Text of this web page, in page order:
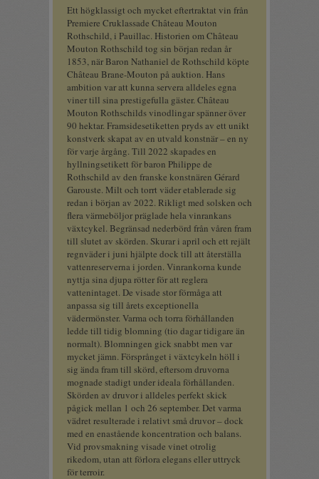
småvilt
Ett högklassigt och mycket eftertraktat vin från
Premiere Cruklassade Château Mouton
Rothschild, i Pauillac. Historien om Château
Mouton Rothschild tog sin början redan år
1853, när Baron Nathaniel de Rothschild köpte
Château Brane-Mouton på auktion. Hans
ambition var att kunna servera alldeles egna
viner till sina prestigefulla gäster. Château
Mouton Rothschilds vinodlingar spänner över
90 hektar. Framsidesetiketten pryds av ett unikt
konstverk skapat av en utvald konstnär – en ny
för varje årgång. Till 2022 skapades en
hyllningsetikett för baron Philippe de
Rothschild av den franske konstnären Gérard
Garouste. Milt och torrt väder etablerade sig
redan i början av 2022. Rikligt med solsken och
flera värmeböljor präglade hela vinrankans
växtcykel. Begränsad nederbörd från våren fram
till slutet av skörden. Skurar i april och ett rejält
regnväder i juni hjälpte dock till att återställa
vattenreserverna i jorden. Vinrankorna kunde
nyttja sina djupa rötter för att reglera
vattenintaget. De visade stor förmåga att
anpassa sig till årets exceptionella
vädermönster. Varma och torra förhållanden
ledde till tidig blomning (tio dagar tidigare än
normalt). Blomningen gick snabbt men var
mycket jämn. Försprånget i växtcykeln höll i
sig ända fram till skörd, eftersom druvorna
mognade stadigt under ideala förhållanden.
Skörden av druvor i alldeles perfekt skick
pågick mellan 1 och 26 september. Det varma
vädret resulterade i relativt små druvor – dock
med en enastående koncentration och balans.
Vid provsmakning visade vinet otrolig
rikedom, utan att förlora elegans eller uttryck
för terroir.